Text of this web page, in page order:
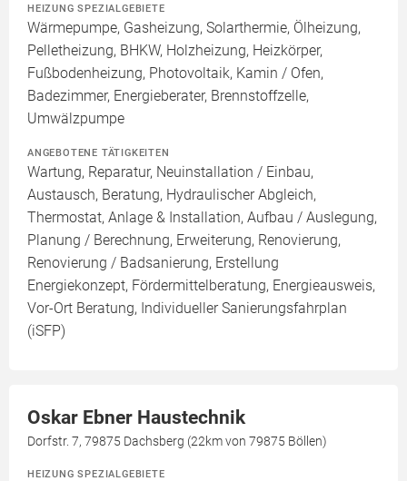
HEIZUNG SPEZIALGEBIETE
Wärmepumpe, Gasheizung, Solarthermie, Ölheizung,
Pelletheizung, BHKW, Holzheizung, Heizkörper,
Fußbodenheizung, Photovoltaik, Kamin / Ofen,
Badezimmer, Energieberater, Brennstoffzelle,
Umwälzpumpe
ANGEBOTENE TÄTIGKEITEN
Wartung, Reparatur, Neuinstallation / Einbau,
Austausch, Beratung, Hydraulischer Abgleich,
Thermostat, Anlage & Installation, Aufbau / Auslegung,
Planung / Berechnung, Erweiterung, Renovierung,
Renovierung / Badsanierung, Erstellung
Energiekonzept, Fördermittelberatung, Energieausweis,
Vor-Ort Beratung, Individueller Sanierungsfahrplan
(iSFP)
Oskar Ebner Haustechnik
Dorfstr. 7, 79875 Dachsberg (22km von 79875 Böllen)
HEIZUNG SPEZIALGEBIETE